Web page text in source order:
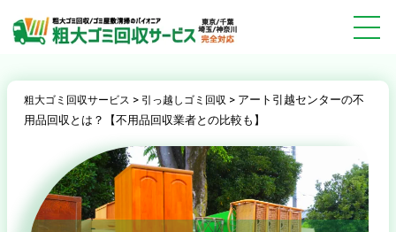
粗大ゴミ回収サービス > 引っ越しゴミ回収 > アート引越センターの不
用品回収とは？【不用品回収業者との比較も】